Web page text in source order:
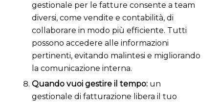
gestionale per le fatture consente a team
diversi, come vendite e contabilità, di
collaborare in modo più efficiente. Tutti
possono accedere alle informazioni
pertinenti, evitando malintesi e migliorando
la comunicazione interna.
Quando vuoi gestire il tempo:un
gestionale di fatturazione libera il tuo